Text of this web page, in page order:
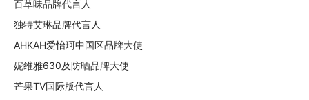
百草味品牌代言人
独特艾琳品牌代言人
AHKAH爱怡珂中国区品牌大使
妮维雅630及防晒品牌大使
芒果TV国际版代言人